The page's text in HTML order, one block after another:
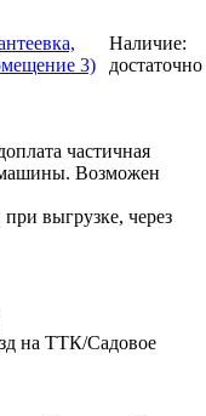
3)
Наличие:
достаточно
частичная
машины. Возможен
выгрузке, через
на ТТК/Садовое